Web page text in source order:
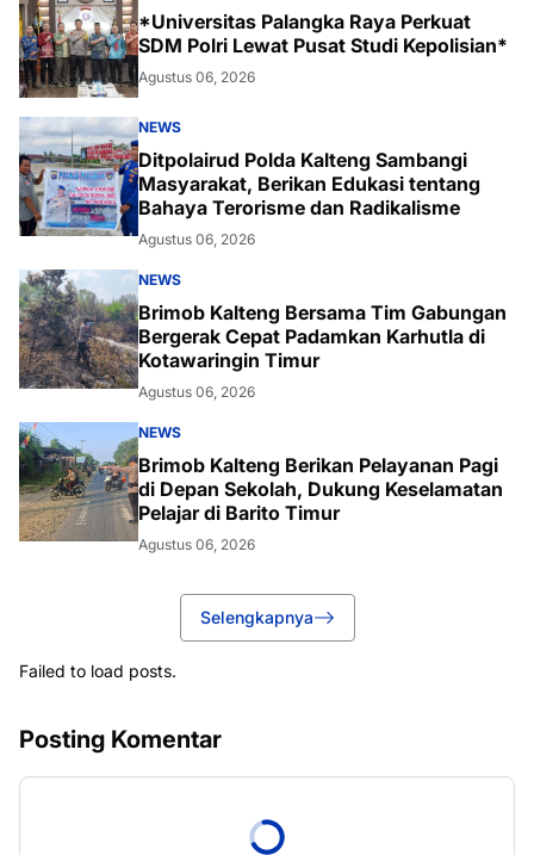
*Universitas Palangka Raya Perkuat
SDM Polri Lewat Pusat Studi Kepolisian*
Agustus 06, 2026
NEWS
Ditpolairud Polda Kalteng Sambangi
Masyarakat, Berikan Edukasi tentang
Bahaya Terorisme dan Radikalisme
Agustus 06, 2026
NEWS
Brimob Kalteng Bersama Tim Gabungan
Bergerak Cepat Padamkan Karhutla di
Kotawaringin Timur
Agustus 06, 2026
NEWS
Brimob Kalteng Berikan Pelayanan Pagi
di Depan Sekolah, Dukung Keselamatan
Pelajar di Barito Timur
Agustus 06, 2026
Selengkapnya
Failed to load posts.
Posting Komentar